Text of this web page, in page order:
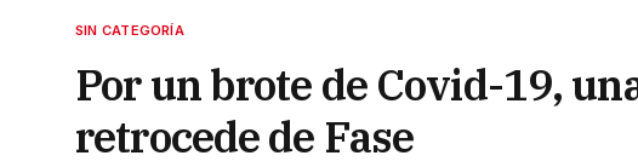
SIN CATEGORÍA
Por un brote de Covid-19,
retrocede de Fase